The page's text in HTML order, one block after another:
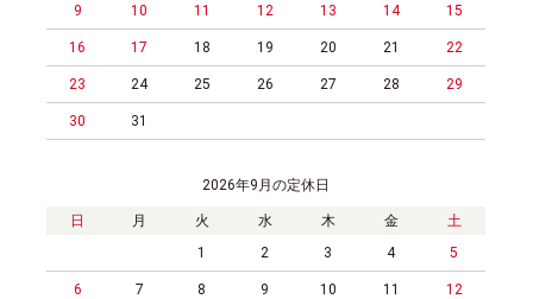
9 10 11 12 13 14 15
16 17 18 19 20 21 22
23 24 25 26 27 28 29
30 31
2026年9月の定休日
日 月 火 水 木 金
土
1
2 3 4 5
6 7 8 9 10 11 12